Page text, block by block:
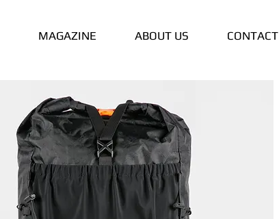
MAGAZINE ABOUT US CONTACT